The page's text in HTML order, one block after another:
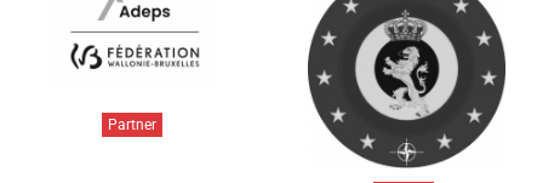
Partner